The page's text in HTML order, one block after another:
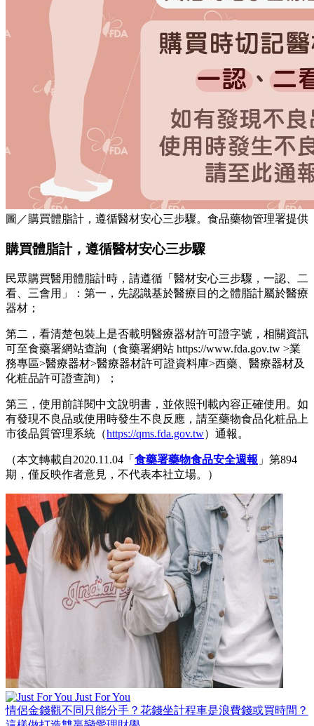
圖／購買體脂計，遵循醫材安心三步驟。食品藥物管理署提供
購買體脂計，遵循醫材安心三步驟
民眾購買醫用體脂計時，請遵循「醫材安心三步驟，一認、二
看、三會用」：第一，先認識基於醫療目的之體脂計屬於醫療
器材；
第二，看清楚包裝上是否載明醫療器材許可證字號，相關資訊
可至食藥署網站查詢（食藥署網站 https://www.fda.gov.tw >業
務專區>醫療器材>醫療器材許可證資料庫>西藥、醫療器材及
化粧品許可證查詢）；
第三，使用前詳閱中文說明書，並依照刊載內容正確使用。如
有發現不良品或使用時發生不良反應，請至藥物食品化粧品上
市後品質管理系統（https://qms.fda.gov.tw）通報。
（本文轉載自2020.11.04「 食藥署藥物食品安全週報 」第894
期，僅反映作者意見，不代表本社立場。）
Just For You
情侶金錢觀不同只能分手？花錢坐計程車是浪費錢或買時間？